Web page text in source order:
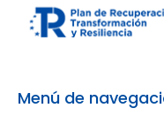
Menú de